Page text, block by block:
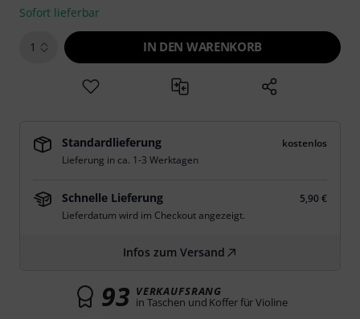
Sofort lieferbar
1 IN DEN WARENKORB
Standardlieferung
kostenlos
Lieferung in ca. 1-3 Werktagen
Schnelle Lieferung
5,90 €
Lieferdatum wird im Checkout angezeigt.
Infos zum Versand
93 VERKAUFSRANG
in Taschen und Koffer für Violine